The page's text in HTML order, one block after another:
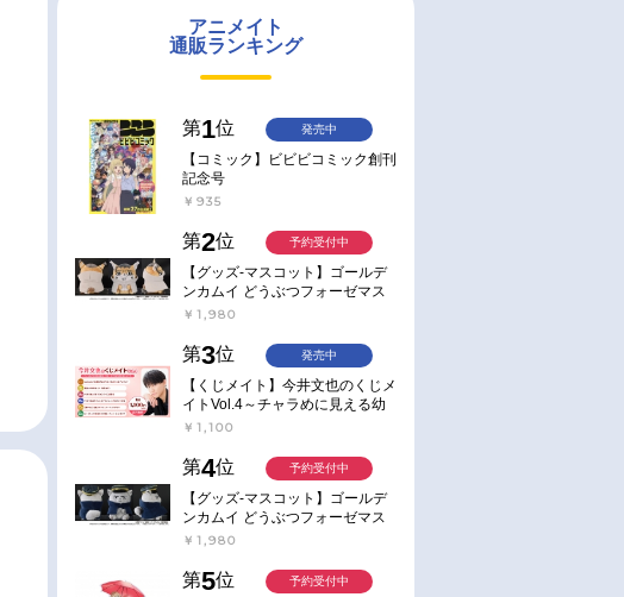
アニメイト
通販ランキング
第1位
【コミック】ビビビコミック創刊
記念号
￥935
発売中
第2位
【グッズ-マスコット】ゴールデ
ンカムイ どうぶつフォーゼマス
コット 4.尾形百之助【再販】
￥1,980
予約受付中
第3位
【くじメイト】今井文也のくじメ
イトVol.4～チャラめに見える幼
馴染、実は一途で独占欲が強いん
￥1,100
発売中
第4位
【グッズ-マスコット】ゴールデ
ンカムイ どうぶつフォーゼマス
コット 5.月島軍曹【再販】
￥1,980
予約受付中
第5位 予約受付中